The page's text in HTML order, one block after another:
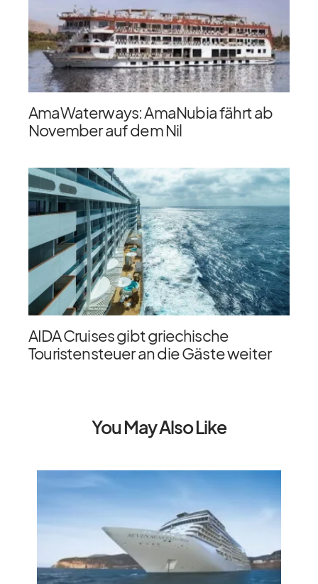
AmaWaterways: AmaNubia fährt ab
November auf dem Nil
AIDA Cruises gibt griechische
Touristensteuer an die Gäste weiter
You May Also Like